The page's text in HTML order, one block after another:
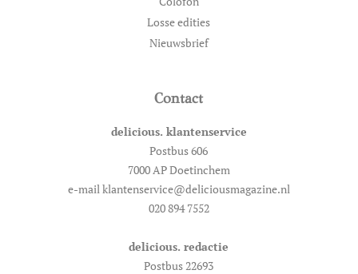
Losse edities
Nieuwsbrief
Contact
delicious. klantenservice
Postbus 606
7000 AP Doetinchem
e-mail klantenservice@deliciousmagazine.nl
020 894 7552
delicious. redactie
Postbus 22693